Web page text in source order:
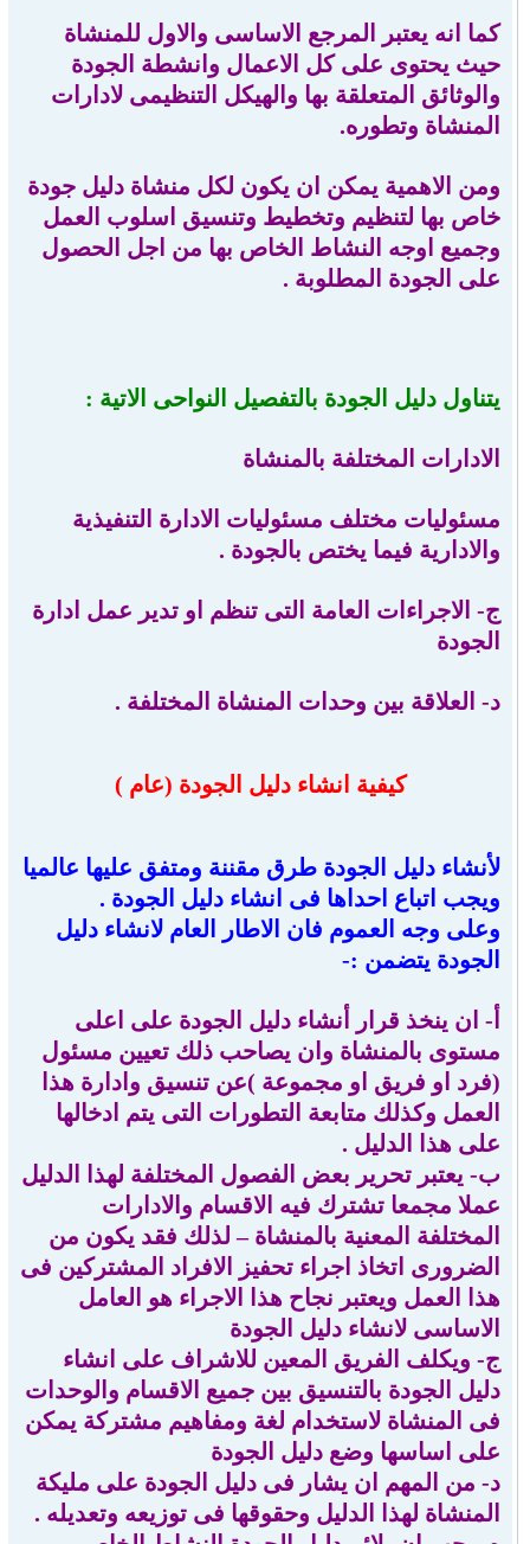
كما انه يعتبر المرجع الاساسى والاول للمنشاة
حيث يحتوى على كل الاعمال وانشطة الجودة
والوثائق المتعلقة بها والهيكل التنظيمى لادارات
المنشاة وتطوره.
ومن الاهمية يمكن ان يكون لكل منشاة دليل جودة
خاص بها لتنظيم وتخطيط وتنسيق اسلوب العمل
وجميع اوجه النشاط الخاص بها من اجل الحصول
على الجودة المطلوبة .
يتناول دليل الجودة بالتفصيل النواحى الاتية :
الادارات المختلفة بالمنشاة
مسئوليات مختلف مسئوليات الادارة التنفيذية
والادارية فيما يختص بالجودة .
ج- الاجراءات العامة التى تنظم او تدير عمل ادارة
الجودة
د- العلاقة بين وحدات المنشاة المختلفة .
كيفية انشاء دليل الجودة (عام )
لأنشاء دليل الجودة طرق مقننة ومتفق عليها عالميا
ويجب اتباع احداها فى انشاء دليل الجودة .
وعلى وجه العموم فان الاطار العام لانشاء دليل
الجودة يتضمن :-
أ‌- ان ينخذ قرار أنشاء دليل الجودة على اعلى
مستوى بالمنشاة وان يصاحب ذلك تعيين مسئول
(فرد او فريق او مجموعة )عن تنسيق وادارة هذا
العمل وكذلك متابعة التطورات التى يتم ادخالها
على هذا الدليل .
ب‌- يعتبر تحرير بعض الفصول المختلفة لهذا الدليل
عملا مجمعا تشترك فيه الاقسام والادارات
المختلفة المعنية بالمنشاة – لذلك فقد يكون من
الضرورى اتخاذ اجراء تحفيز الافراد المشتركين فى
هذا العمل ويعتبر نجاح هذا الاجراء هو العامل
الاساسى لانشاء دليل الجودة
ج- ويكلف الفريق المعين للاشراف على انشاء
دليل الجودة بالتنسيق بين جميع الاقسام والوحدات
فى المنشاة لاستخدام لغة ومفاهيم مشتركة يمكن
على اساسها وضع دليل الجودة
د- من المهم ان يشار فى دليل الجودة على مليكة
المنشاة لهذا الدليل وحقوقها فى توزيعه وتعديله .